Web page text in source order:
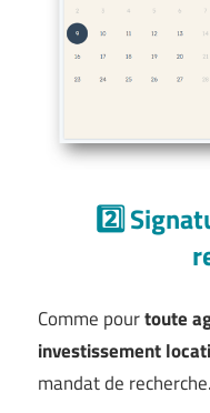
2️⃣
Comme pourtoute
investissement
mandat de recherche.